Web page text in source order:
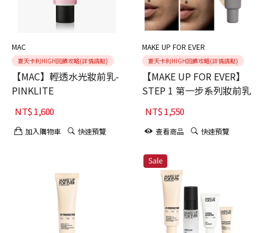
MAC
夏天卡利HIGH回饋攻略(詳情請點)
【MAC】輕透水光妝前乳-
PINKLITE
NT$1,600
加入購物車 快速預覽
MAKE UP FOR EVER
夏天卡利HIGH回饋攻略(詳情請點)
【MAKE UP FOR EVER】
STEP 1 第一步系列妝前乳
NT$1,550
查看商品 快速預覽